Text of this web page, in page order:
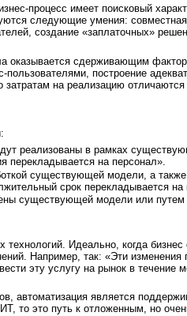
процесс имеет поисковый
следующие умения:
создание «заплаточных»
оказывается сдерживающим
построение
на реализацию отличаются
реализованы в рамках
перекладывается на персонал».
существующей модели, а
срок перекладывается на
существующей модели или путем
Идеально, когда бизнес
Например, так: «Эти изменения
эту услугу на рынок в течение
автоматизация является
то это путь к отложенным, но